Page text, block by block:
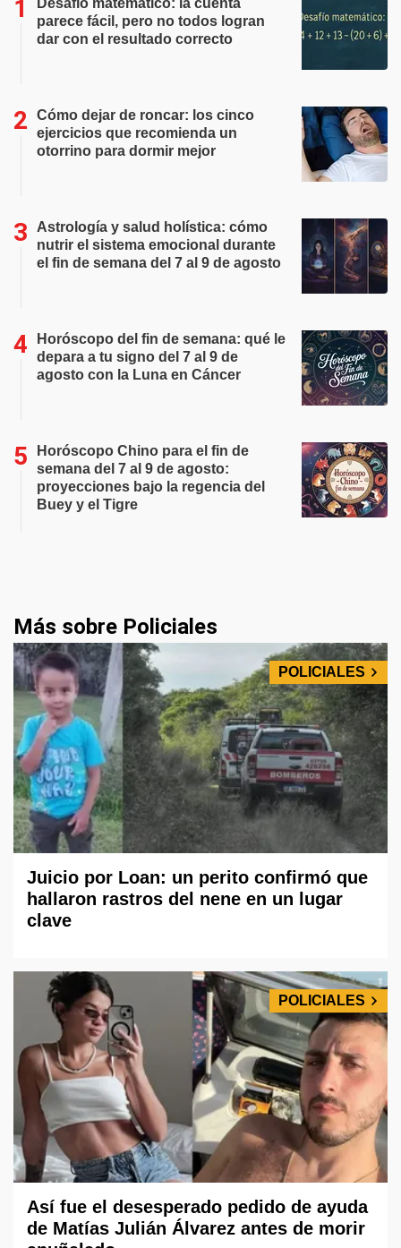
Desafío matemático: la cuenta
parece fácil, pero no todos logran
dar con el resultado correcto
Cómo dejar de roncar: los cinco
ejercicios que recomienda un
otorrino para dormir mejor
Astrología y salud holística: cómo
nutrir el sistema emocional durante
el fin de semana del 7 al 9 de agosto
Horóscopo del fin de semana: qué le
depara a tu signo del 7 al 9 de
agosto con la Luna en Cáncer
Horóscopo Chino para el fin de
semana del 7 al 9 de agosto:
proyecciones bajo la regencia del
Buey y el Tigre
Más sobre Policiales
POLICIALES
Juicio por Loan: un perito confirmó que
hallaron rastros del nene en un lugar
clave
POLICIALES
Así fue el desesperado pedido de ayuda
de Matías Julián Álvarez antes de morir